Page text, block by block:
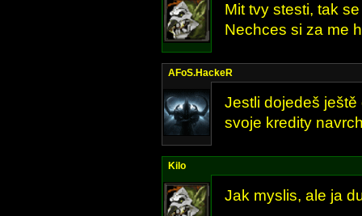
Mit tvy stesti, tak
Nechces si za me
AFoS.HackeR
Jestli dojedeš
svoje kredity
Kilo
Jak myslis, ale ja